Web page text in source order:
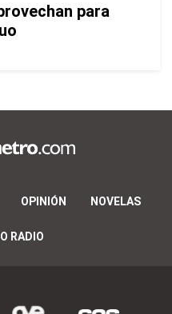
para
OPINIÓN NOVELAS
RADIO